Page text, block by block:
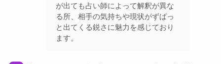
が出ても占い師によって解釈が異な
る所、相手の気持ちや現状がずばっ
と出てくる鋭さに魅力を感じており
ます。